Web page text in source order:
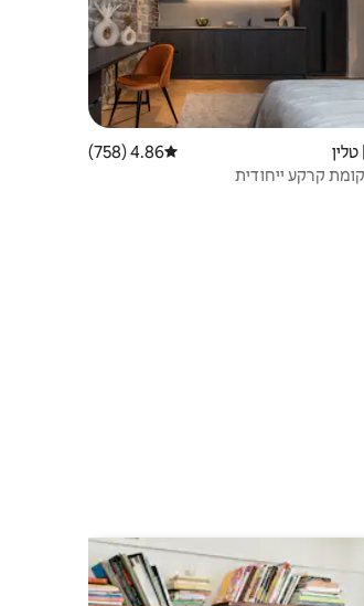
דירוג ממוצע של 4.86 מתוך 5, 758 ביקורות
4.86 (758)
קרקע ייחודית